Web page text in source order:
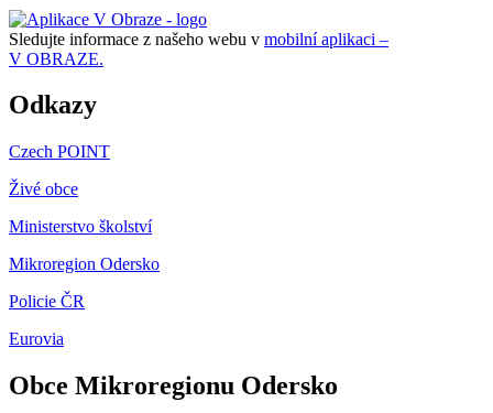
Sledujte informace z našeho webu v mobilní aplikaci –
V OBRAZE.
Odkazy
Czech POINT
Živé obce
Ministerstvo školství
Mikroregion Odersko
Policie ČR
Eurovia
Obce Mikroregionu Odersko